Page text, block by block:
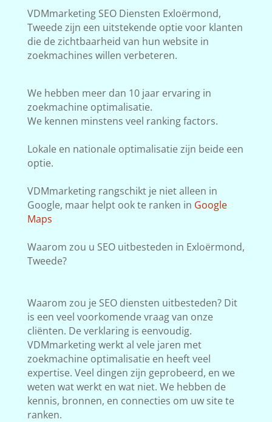
VDMmarketing SEO Diensten Exloërmond,
Tweede zijn een uitstekende optie voor klanten
die de zichtbaarheid van hun website in
zoekmachines willen verbeteren.
We hebben meer dan 10 jaar ervaring in
zoekmachine optimalisatie.
We kennen minstens veel ranking factors.
Lokale en nationale optimalisatie zijn beide een
optie.
VDMmarketing rangschikt je niet alleen in
Google, maar helpt ook te ranken in Google
Maps
Waarom zou u SEO uitbesteden in Exloërmond,
Tweede?
Waarom zou je SEO diensten uitbesteden? Dit
is een veel voorkomende vraag van onze
cliënten. De verklaring is eenvoudig.
VDMmarketing werkt al vele jaren met
zoekmachine optimalisatie en heeft veel
expertise. Veel dingen zijn geprobeerd, en we
weten wat werkt en wat niet. We hebben de
kennis, bronnen, en connecties om uw site te
ranken.